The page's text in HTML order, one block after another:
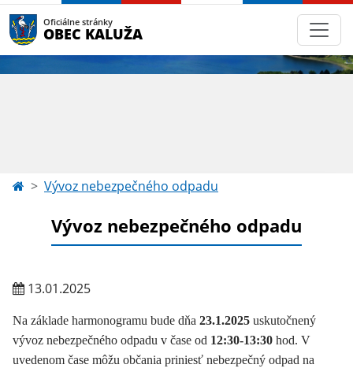
Oficiálne stránky
OBEC KALUŽA
Vývoz nebezpečného odpadu
Vývoz nebezpečného odpadu
13.01.2025
Na základe harmonogramu bude dňa 23.1.2025 uskutočnený
vývoz nebezpečného odpadu v čase od 12:30-13:30 hod. V
uvedenom čase môžu občania priniesť nebezpečný odpad na